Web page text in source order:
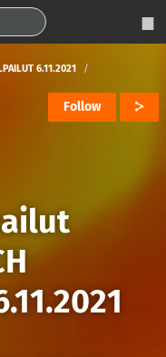
6.11.2021
Follow